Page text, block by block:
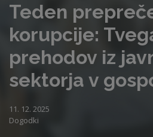
Teden
korupcije:
prehodov iz
sektorja v
11. 12. 2025
Dogodki